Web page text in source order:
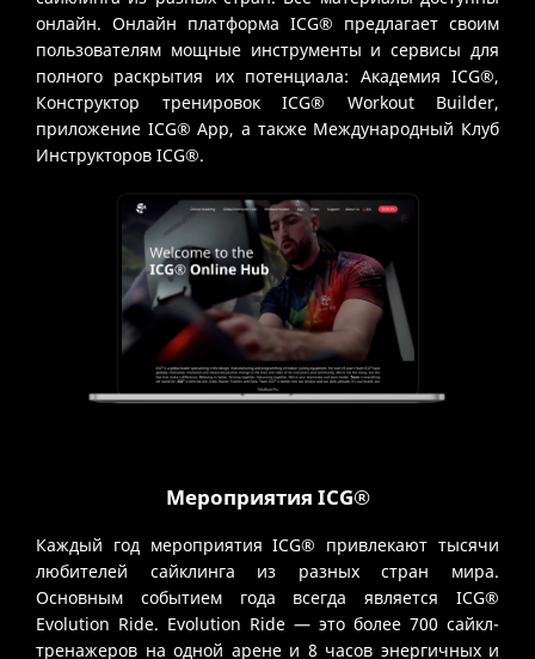
онлайн. Онлайн платформа ICG® предлагает своим
пользователям мощные инструменты и сервисы для
полного раскрытия их потенциала: Академия ICG®,
Конструктор тренировок ICG® Workout Builder,
приложение ICG® App, а также Международный Клуб
Инструкторов ICG®.
Мероприятия ICG®
Каждый год мероприятия ICG® привлекают тысячи
любителей сайклинга из разных стран мира.
Основным событием года всегда является ICG®
Evolution Ride. Evolution Ride — это более 700 сайкл-
тренажеров на одной арене и 8 часов энергичных и